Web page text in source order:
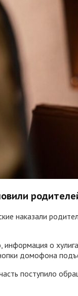
наказали
о
домофона
поступило